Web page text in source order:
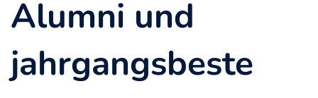
Alumni und
jahrgangsbeste